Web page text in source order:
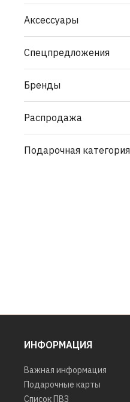
Аксессуары
Спецпредложения
Бренды
Распродажа
Подарочная категория
ИНФОРМАЦИЯ
Важная информация
Подарочные карты
Список ПВЗ